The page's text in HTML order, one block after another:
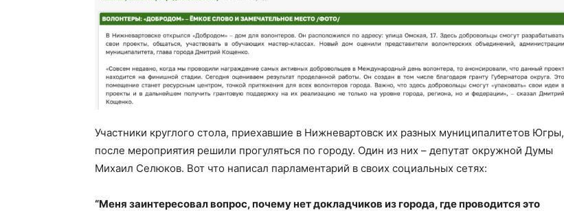
Участники круглого стола, приехавшие в Нижневартовск их разных муниципалитетов Югры,
после мероприятия решили прогуляться по городу. Один из них – депутат окружной Думы
Михаил Селюков. Вот что написал парламентарий в своих социальных сетях:
“Меня заинтересовал вопрос, почему нет докладчиков из города, где проводится это